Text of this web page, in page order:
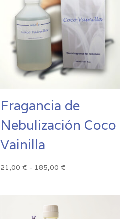
Fragancia de
Nebulización Coco
Vainilla
21,00 € - 185,00 €
precios: